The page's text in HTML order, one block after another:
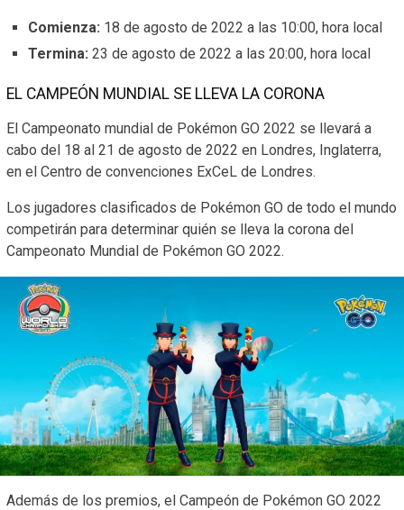
Comienza: 18 de agosto de 2022 a las 10:00, hora local
Termina: 23 de agosto de 2022 a las 20:00, hora local
EL CAMPEÓN MUNDIAL SE LLEVA LA CORONA
El Campeonato mundial de Pokémon GO 2022 se llevará a
cabo del 18 al 21 de agosto de 2022 en Londres, Inglaterra,
en el Centro de convenciones ExCeL de Londres.
Los jugadores clasificados de Pokémon GO de todo el mundo
competirán para determinar quién se lleva la corona del
Campeonato Mundial de Pokémon GO 2022.
Además de los premios, el Campeón de Pokémon GO 2022